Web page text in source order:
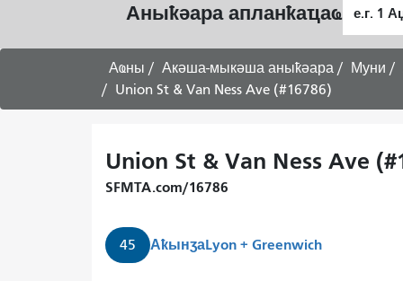
Аныҟәара апланҟаҵаҩҭыԥ
Аҩны Акәша-мыкәша аныҟәара Муни
Union St & Van Ness Ave (#16786)
Union St & Van Ness Ave
SFMTA.com/16786
45 АҟынӡаLyon + Greenwich